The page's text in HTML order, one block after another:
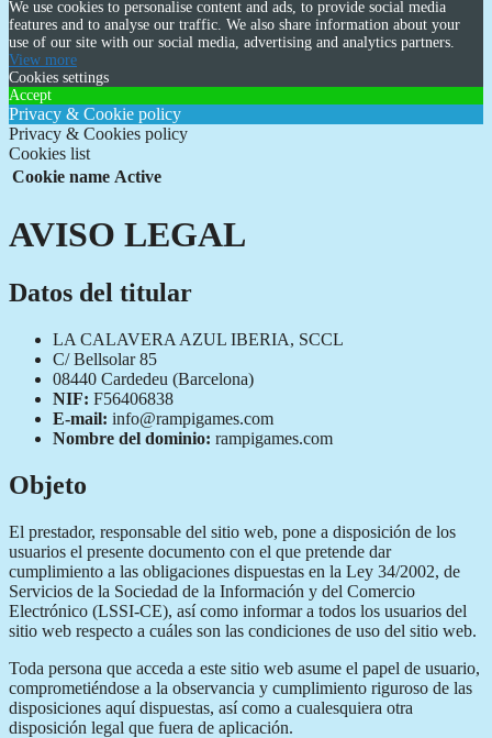
We use cookies to personalise content and ads, to provide social media
features and to analyse our traffic. We also share information about your
use of our site with our social media, advertising and analytics partners.
View more
Cookies settings
Accept
Privacy & Cookie policy
Privacy & Cookies policy
Cookies list
Cookie name Active
AVISO LEGAL
Datos del titular
LA CALAVERA AZUL IBERIA, SCCL
C/ Bellsolar 85
08440 Cardedeu (Barcelona)
NIF: F56406838
E-mail: info@rampigames.com
Nombre del dominio: rampigames.com
Objeto
El prestador, responsable del sitio web, pone a disposición de los
usuarios el presente documento con el que pretende dar
cumplimiento a las obligaciones dispuestas en la Ley 34/2002, de
Servicios de la Sociedad de la Información y del Comercio
Electrónico (LSSI-CE), así como informar a todos los usuarios del
sitio web respecto a cuáles son las condiciones de uso del sitio web.
Toda persona que acceda a este sitio web asume el papel de usuario,
comprometiéndose a la observancia y cumplimiento riguroso de las
disposiciones aquí dispuestas, así como a cualesquiera otra
disposición legal que fuera de aplicación.